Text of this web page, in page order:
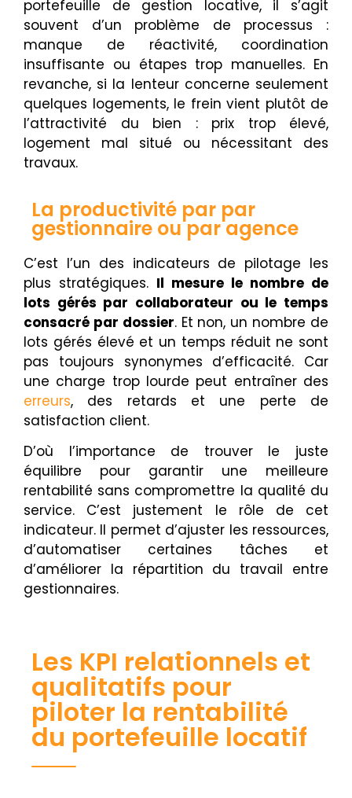
portefeuille de gestion locative, il s’agit
souvent d’un problème de processus :
manque de réactivité, coordination
insuffisante ou étapes trop manuelles. En
revanche, si la lenteur concerne seulement
quelques logements, le frein vient plutôt de
l’attractivité du bien : prix trop élevé,
logement mal situé ou nécessitant des
travaux.
La productivité par par
gestionnaire ou par agence
C’est l’un des indicateurs de pilotage les
plus stratégiques. Il mesure le nombre de
lots gérés par collaborateur ou le temps
consacré par dossier. Et non, un nombre de
lots gérés élevé et un temps réduit ne sont
pas toujours synonymes d’efficacité. Car
une charge trop lourde peut entraîner des
erreurs, des retards et une perte de
satisfaction client.
D’où l’importance de trouver le juste
équilibre pour garantir une meilleure
rentabilité sans compromettre la qualité du
service. C’est justement le rôle de cet
indicateur. Il permet d’ajuster les ressources,
d’automatiser certaines tâches et
d’améliorer la répartition du travail entre
gestionnaires.
Les KPI relationnels et
qualitatifs pour
piloter la rentabilité
du portefeuille locatif